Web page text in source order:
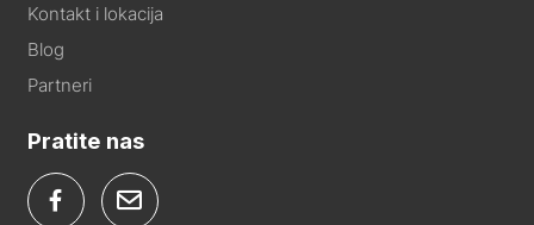
Kontakt i lokacija
Blog
Partneri
Pratite nas